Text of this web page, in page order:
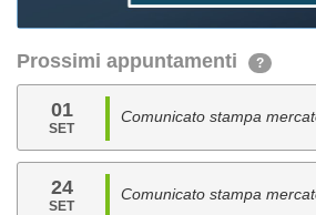
Prossimi appuntamenti ?
01
SET
Comunicato stampa
24
SET
Comunicato stampa